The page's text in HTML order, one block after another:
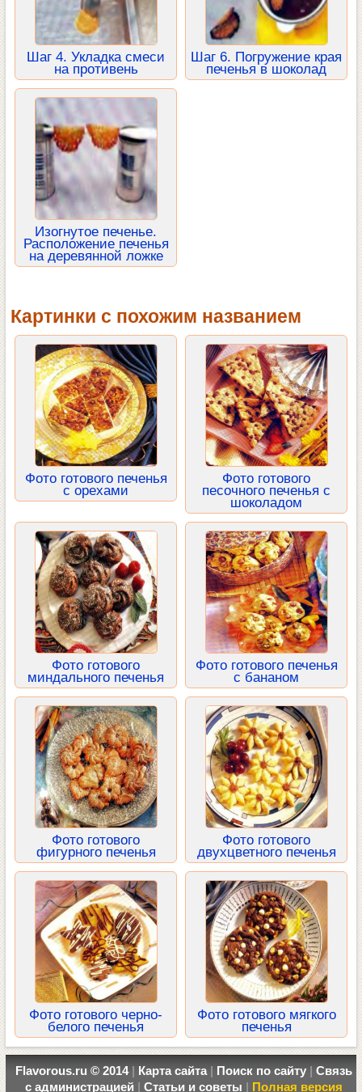
Шаг 4. Укладка смеси
на противень
Шаг 6. Погружение края
печенья в шоколад
Изогнутое печенье.
Расположение печенья
на деревянной ложке
Картинки с похожим названием
Фото готового печенья
с орехами
Фото готового
песочного печенья с
шоколадом
Фото готового
миндального печенья
Фото готового печенья
с бананом
Фото готового
фигурного печенья
Фото готового
двухцветного печенья
Фото готового черно-
белого печенья
Фото готового мягкого
печенья
Flavorous.ru © 2014| Карта сайта| Поиск по сайту| Связь
с администрацией| Статьи и советы | Полная версия